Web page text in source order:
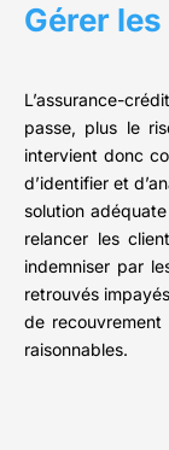
Gérer
L’assurance-
passe, plus le
intervient donc
d’identifier et
solution
relancer les
indemniser par
retrouvés
de
raisonnables.